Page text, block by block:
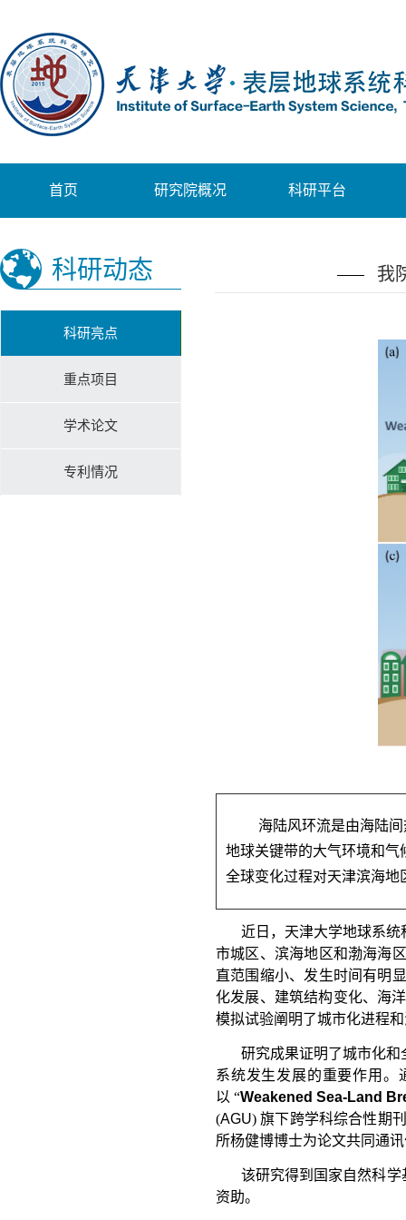
首页 研究院概况 科研平台
科研动态 我
科研亮点
重点项目
学术论文
专利情况
海陆风环流是由海陆
地球关键带的大气环境和
全球变化过程对天津滨海
近日，天津大学地球系
市城区、滨海地区和渤海海
直范围缩小、发生时间有明
化发展、建筑结构变化、海
模拟试验阐明了城市化进程
研究成果证明了城市化
系统发生发展的重要作用。
以 “Weakened Sea-Land
(AGU) 旗下跨学科综合性期
所杨健博博士为论文共同通
该研究得到国家自然科学
资助。